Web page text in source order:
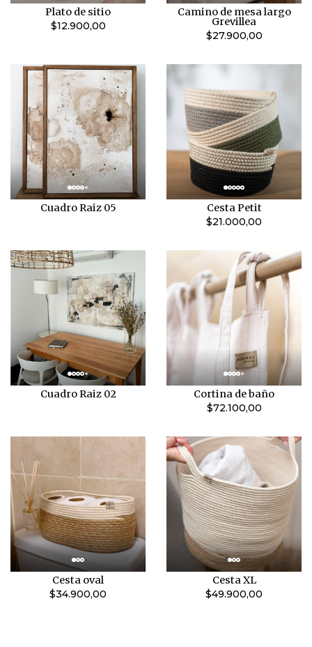
Plato de sitio
$12.900,00
Camino de mesa largo
Grevillea
$27.900,00
Cuadro Raiz 05
Cesta Petit
$21.000,00
Cuadro Raiz 02
Cortina de baño
$72.100,00
Cesta oval
$34.900,00
Cesta XL
$49.900,00